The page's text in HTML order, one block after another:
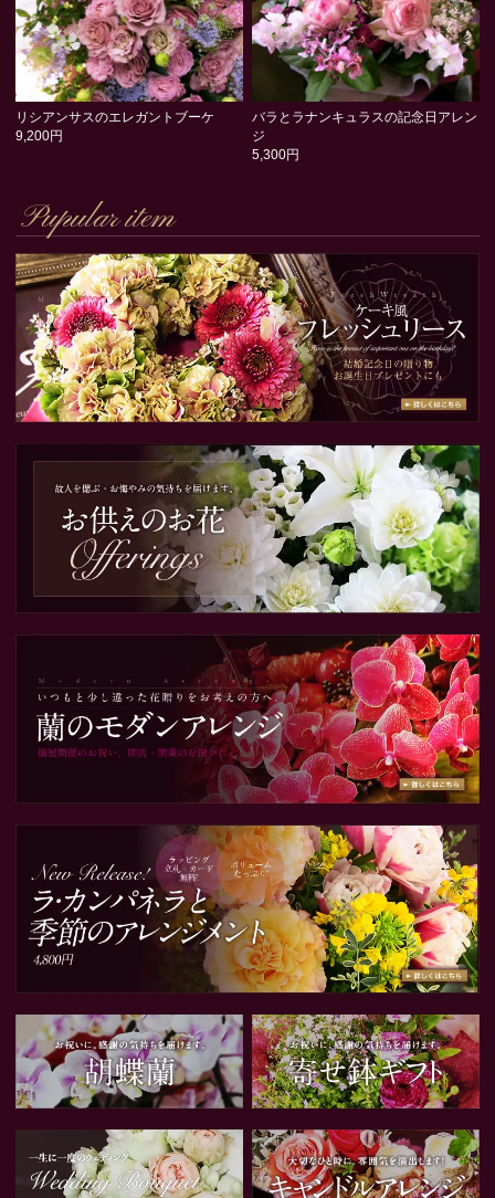
リシアンサスのエレガントブーケ
9,200円
バラとラナンキュラスの記念日アレン
ジ
5,300円
Pupular item